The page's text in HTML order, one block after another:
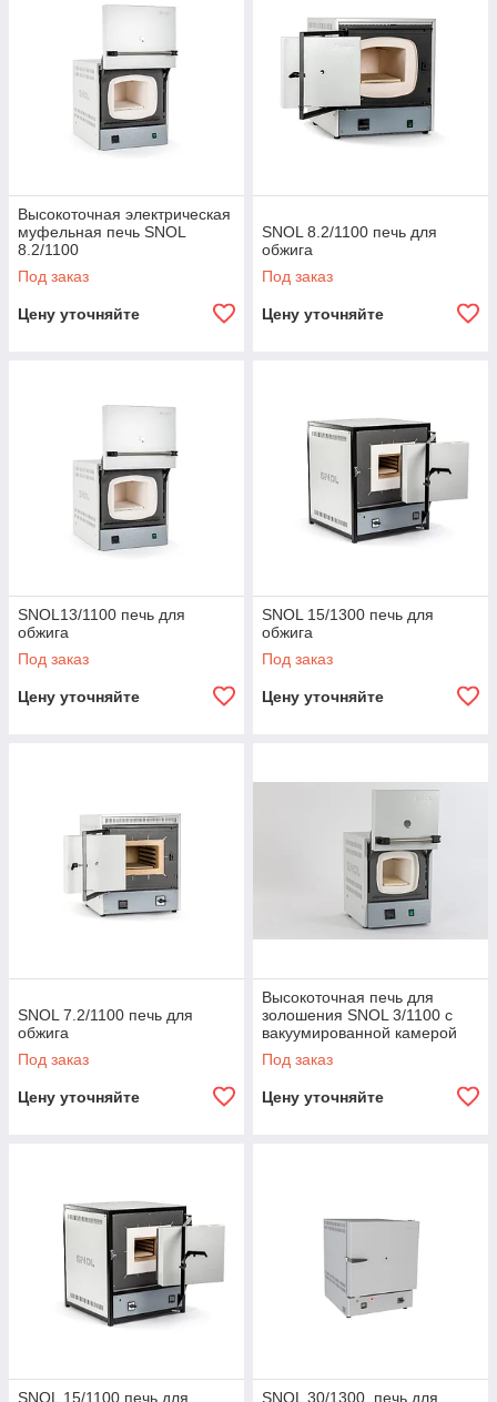
Высокоточная электрическая
муфельная печь SNOL
8.2/1100
Под заказ
Цену уточняйте
SNOL 8.2/1100 печь для
обжига
Под заказ
Цену уточняйте
SNOL13/1100 печь для
обжига
Под заказ
Цену уточняйте
SNOL 15/1300 печь для
обжига
Под заказ
Цену уточняйте
SNOL 7.2/1100 печь для
обжига
Под заказ
Цену уточняйте
Высокоточная печь для
золошения SNOL 3/1100 с
вакуумированной камерой
Под заказ
Цену уточняйте
SNOL 15/1100 печь для SNOL 30/1300 печь для